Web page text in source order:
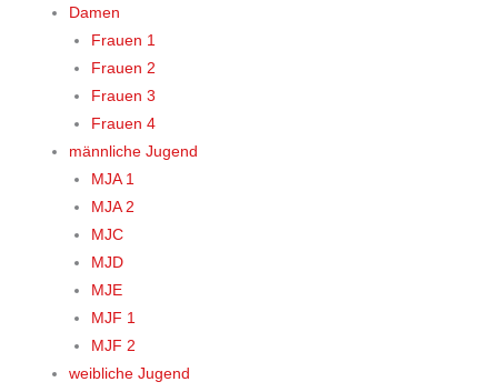
Damen
Frauen 1
Frauen 2
Frauen 3
Frauen 4
männliche Jugend
MJA 1
MJA 2
MJC
MJD
MJE
MJF 1
MJF 2
weibliche Jugend